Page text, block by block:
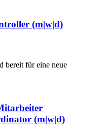
(m|w|d)
bereit für eine neue
(m|w|d)